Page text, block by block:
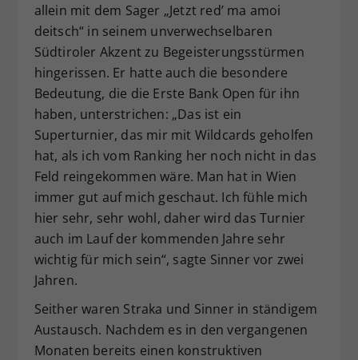
allein mit dem Sager „Jetzt red’ ma amoi
deitsch“ in seinem unverwechselbaren
Südtiroler Akzent zu Begeisterungsstürmen
hingerissen. Er hatte auch die besondere
Bedeutung, die die Erste Bank Open für ihn
haben, unterstrichen: „Das ist ein
Superturnier, das mir mit Wildcards geholfen
hat, als ich vom Ranking her noch nicht in das
Feld reingekommen wäre. Man hat in Wien
immer gut auf mich geschaut. Ich fühle mich
hier sehr, sehr wohl, daher wird das Turnier
auch im Lauf der kommenden Jahre sehr
wichtig für mich sein“, sagte Sinner vor zwei
Jahren.
Seither waren Straka und Sinner in ständigem
Austausch. Nachdem es in den vergangenen
Monaten bereits einen konstruktiven